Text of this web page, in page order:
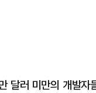
달러 미만의 개발